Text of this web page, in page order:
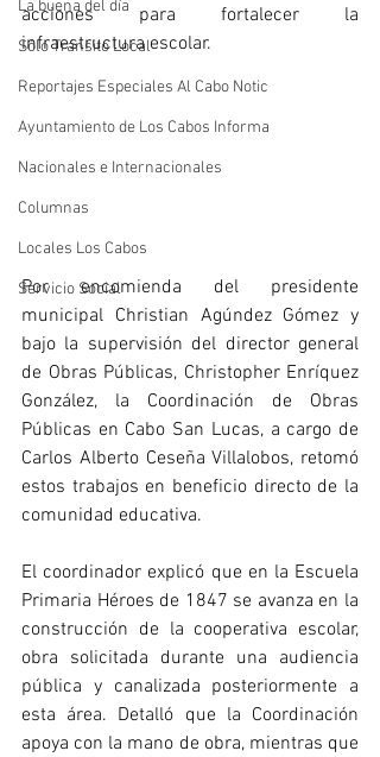
La buena del día
Sólo Tránsito Local
Reportajes Especiales Al Cabo Notic
Ayuntamiento de Los Cabos Informa
Nacionales e Internacionales
Columnas
Locales Los Cabos
Servicio Social
acciones para fortalecer la
infraestructura escolar.
Por encomienda del presidente
municipal Christian Agúndez Gómez y
bajo la supervisión del director general
de Obras Públicas, Christopher Enríquez
González, la Coordinación de Obras
Públicas en Cabo San Lucas, a cargo de
Carlos Alberto Ceseña Villalobos, retomó
estos trabajos en beneficio directo de la
comunidad educativa.
El coordinador explicó que en la Escuela
Primaria Héroes de 1847 se avanza en la
construcción de la cooperativa escolar,
obra solicitada durante una audiencia
pública y canalizada posteriormente a
esta área. Detalló que la Coordinación
apoya con la mano de obra, mientras que